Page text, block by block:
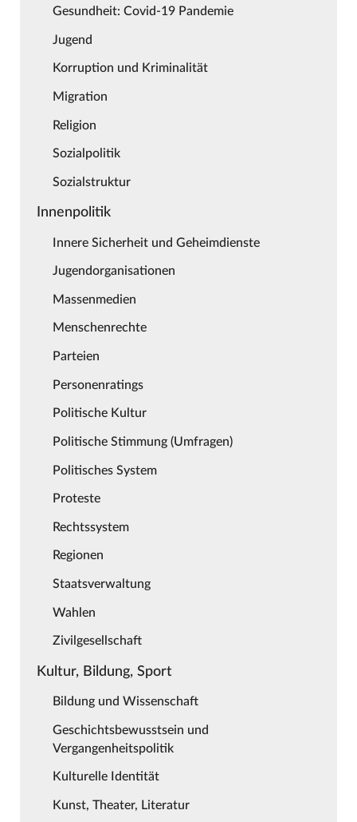
Gesundheit: Covid-19 Pandemie
Jugend
Korruption und Kriminalität
Migration
Religion
Sozialpolitik
Sozialstruktur
Innenpolitik
Innere Sicherheit und Geheimdienste
Jugendorganisationen
Massenmedien
Menschenrechte
Parteien
Personenratings
Politische Kultur
Politische Stimmung (Umfragen)
Politisches System
Proteste
Rechtssystem
Regionen
Staatsverwaltung
Wahlen
Zivilgesellschaft
Kultur, Bildung, Sport
Bildung und Wissenschaft
Geschichtsbewusstsein und
Vergangenheitspolitik
Kulturelle Identität
Kunst, Theater, Literatur